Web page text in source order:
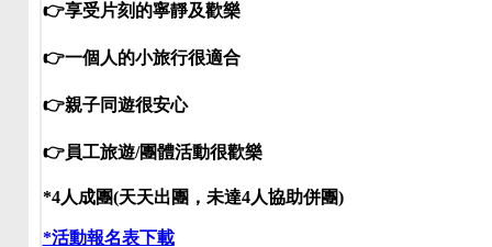
👉享受片刻的寧靜及歡樂
👉一個人的小旅行很適合
👉親子同遊很安心
👉員工旅遊/團體活動很歡樂
*4人成團(天天出團，未達4人協助併團)
*活動報名表下載